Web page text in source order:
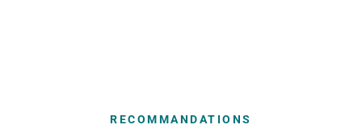
RECOMMANDATIONS